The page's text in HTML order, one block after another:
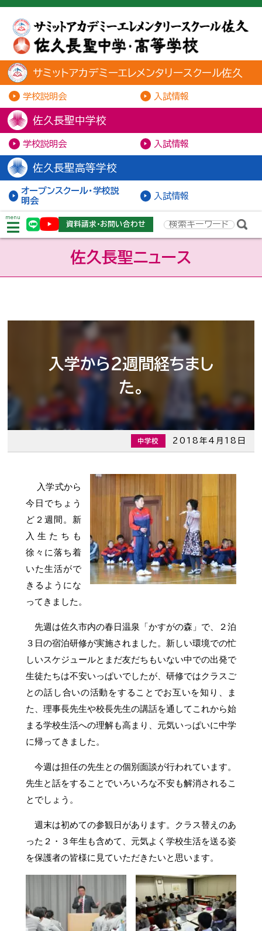
サミットアカデミーエレメンタリースクール佐久
学校説明会 入試情報
佐久長聖中学校
学校説明会 入試情報
佐久長聖高等学校
オープンスクール・学校説
明会
入試情報
menu
資料請求・お問い合わせ
佐久長聖ニュース
入学から２週間経ちまし
た。
中学校 2018年4月18日
入学式から
今日でちょう
ど２週間。新
入生たちも
徐々に落ち着
いた生活がで
きるようにな
ってきました。
先週は佐久市内の春日温泉「かすがの森」で、２泊
３日の宿泊研修が実施されました。新しい環境での忙
しいスケジュールとまだ友だちもいない中での出発で
生徒たちは不安いっぱいでしたが、研修ではクラスご
との話し合いの活動をすることでお互いを知り、ま
た、理事長先生や校長先生の講話を通してこれから始
まる学校生活への理解も高まり、元気いっぱいに中学
に帰ってきました。
今週は担任の先生との個別面談が行われています。
先生と話をすることでいろいろな不安も解消されるこ
とでしょう。
週末は初めての参観日があります。クラス替えのあ
った２・３年生も含めて、元気よく学校生活を送る姿
を保護者の皆様に見ていただきたいと思います。